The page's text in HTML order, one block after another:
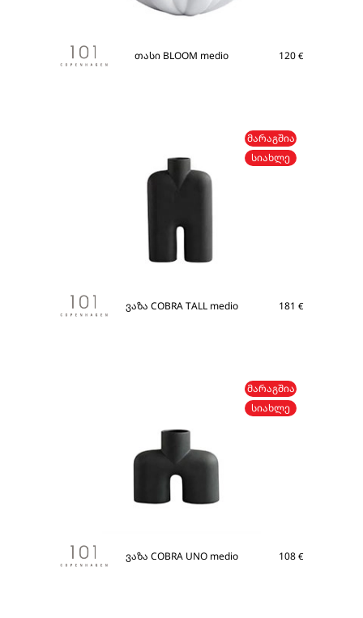
თასი BLOOM medio 120 €
ᲛᲐᲠᲐᲒᲨᲘᲐ
ᲡᲘᲐᲮᲚᲔ
ვაზა COBRA TALL medio 181 €
ᲛᲐᲠᲐᲒᲨᲘᲐ
ᲡᲘᲐᲮᲚᲔ
ვაზა COBRA UNO medio 108 €